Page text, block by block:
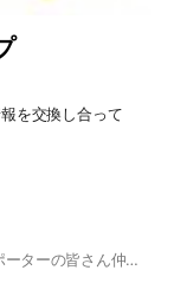
を交換し合って
都民じゃなくても歓迎‼️柏レイソルサポーターの皆さん仲良く楽しくチャットでお話しましょう🌞 【注意】 他クラブのサポーターさんの参加はトラブル防止の為ご遠慮頂いています。